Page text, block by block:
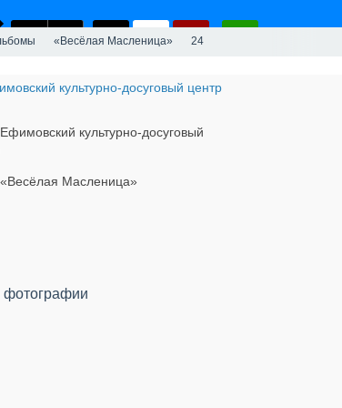
культурно-досуговый
Масленица»
«Весёлая Масленица» 24